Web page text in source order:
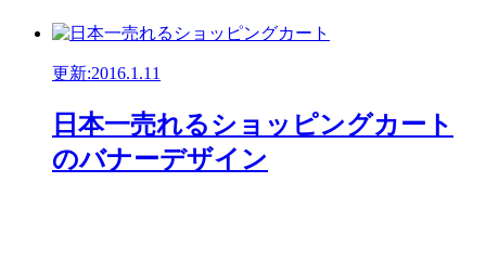
更新:2016.1.11
日本一売れるショッピングカート
のバナーデザイン